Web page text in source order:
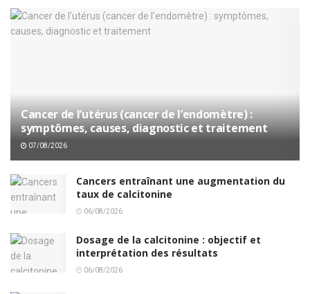
Cancer de l’utérus (cancer de l’endomètre) :
symptômes, causes, diagnostic et traitement
07/08/2026
Cancers entraînant une augmentation du
taux de calcitonine
06/08/2026
Dosage de la calcitonine : objectif et
interprétation des résultats
06/08/2026